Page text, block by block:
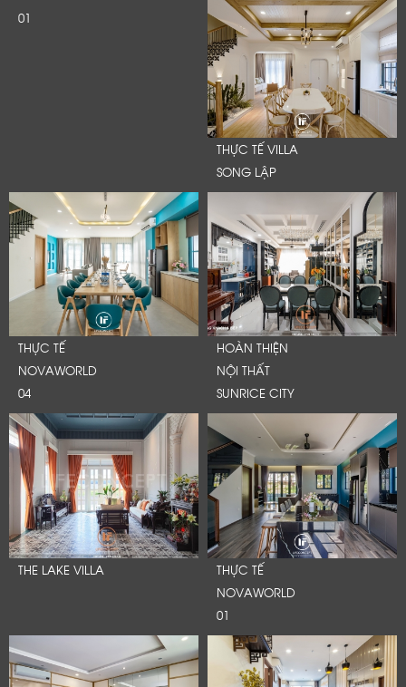
01
THỰC TẾ VILLA
SONG LẬP
THỰC TẾ
NOVAWORLD
04
HOÀN THIỆN
NỘI THẤT
SUNRICE CITY
THE LAKE VILLA
THỰC TẾ
NOVAWORLD
01